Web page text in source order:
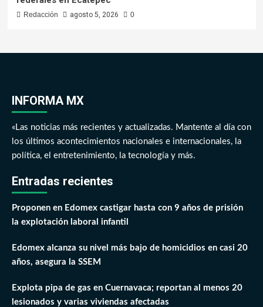
Redacción agosto 5, 2026 0
INFORMA MX
«Las noticias más recientes y actualizadas. Mantente al día con
los últimos acontecimientos nacionales e internacionales, la
política, el entretenimiento, la tecnología y más.
Entradas recientes
Proponen en Edomex castigar hasta con 9 años de prisión
la explotación laboral infantil
Edomex alcanza su nivel más bajo de homicidios en casi 20
años, asegura la SSEM
Explota pipa de gas en Cuernavaca; reportan al menos 20
lesionados y varias viviendas afectadas